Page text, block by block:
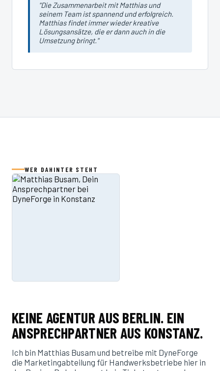
"Die Zusammenarbeit mit Matthias und
seinem Team ist spannend und erfolgreich.
Matthias findet immer wieder kreative
Lösungsansätze, die er dann auch in die
Umsetzung bringt."
WER DAHINTER STEHT
KEINE AGENTUR AUS BERLIN. EIN
ANSPRECHPARTNER AUS KONSTANZ.
Ich bin Matthias Busam und betreibe mit DyneForge
die Marketingabteilung für Handwerksbetriebe hier in